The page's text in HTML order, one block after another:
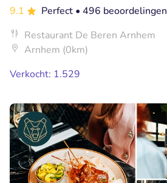
9.1
Perfect • 496 beoordelingen
Restaurant De Beren Arnhem
Arnhem (0km)
Verkocht: 1.529